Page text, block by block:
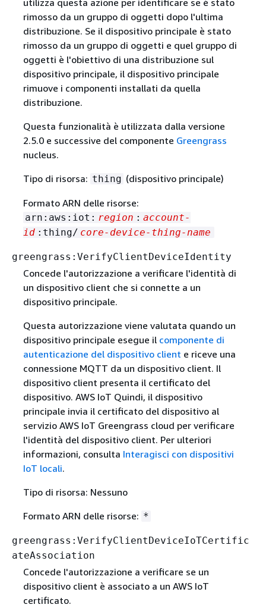
rimosso da un gruppo di oggetti dopo l'ultima
distribuzione. Se il dispositivo principale è stato
rimosso da un gruppo di oggetti e quel gruppo di
oggetti è l'obiettivo di una distribuzione sul
dispositivo principale, il dispositivo principale
rimuove i componenti installati da quella
distribuzione.
Questa funzionalità è utilizzata dalla versione
2.5.0 e successive del componente Greengrass
nucleus.
Tipo di risorsa: thing (dispositivo principale)
Formato ARN delle risorse:
arn:aws:iot: region : account-
id :thing/ core-device-thing-name
greengrass:VerifyClientDeviceIdentity
Concede l'autorizzazione a verificare l'identità di
un dispositivo client che si connette a un
dispositivo principale.
Questa autorizzazione viene valutata quando un
dispositivo principale esegue il componente di
autenticazione del dispositivo client e riceve una
connessione MQTT da un dispositivo client. Il
dispositivo client presenta il certificato del
dispositivo. AWS IoT Quindi, il dispositivo
principale invia il certificato del dispositivo al
servizio AWS IoT Greengrass cloud per verificare
l'identità del dispositivo client. Per ulteriori
informazioni, consulta Interagisci con dispositivi
IoT locali.
Tipo di risorsa: Nessuno
Formato ARN delle risorse: *
greengrass:VerifyClientDeviceIoTCertific
ateAssociation
Concede l'autorizzazione a verificare se un
dispositivo client è associato a un AWS IoT
certificato.